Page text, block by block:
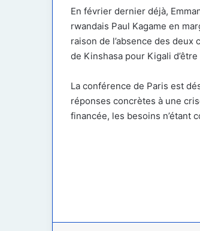
En février dernier déjà,
rwandais Paul Kagame en
raison de l’absence des deux
de Kinshasa pour Kigali
La conférence de Paris est
réponses concrètes à une
financée, les besoins n’étant